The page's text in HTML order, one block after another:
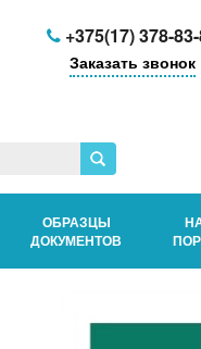
+375(17) 378-
Заказать звонок
ОБРАЗЦЫ
ДОКУМЕНТОВ